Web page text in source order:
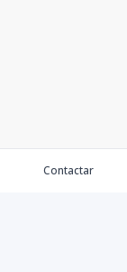
Contactar